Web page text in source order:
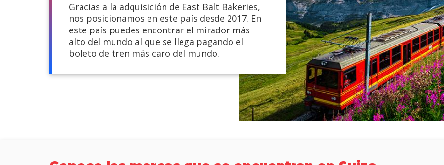
Gracias a la adquisición de East Balt Bakeries,
nos posicionamos en este país desde 2017. En
este país puedes encontrar el mirador más
alto del mundo al que se llega pagando el
boleto de tren más caro del mundo.